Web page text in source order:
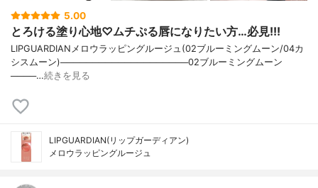
5.00
とろける塗り心地♡ムチぷる唇になりたい方…必見!!!
LIPGUARDIANメロウラッピングルージュ(02ブルーミングムーン/04カ
シスムーン)────────────────────02ブルーミングムーン
────…続きを見る
LIPGUARDIAN(リップガーディアン)
メロウラッピングルージュ